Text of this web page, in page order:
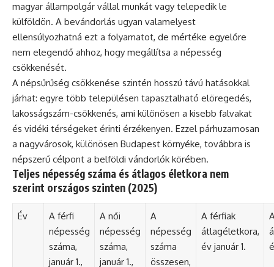
magyar állampolgár vállal munkát vagy telepedik le
külföldön. A bevándorlás ugyan valamelyest
ellensúlyozhatná ezt a folyamatot, de mértéke egyelőre
nem elegendő ahhoz, hogy megállítsa a népesség
csökkenését.
A népsűrűség csökkenése szintén hosszú távú hatásokkal
járhat: egyre több településen tapasztalható elöregedés,
lakosságszám-csökkenés, ami különösen a kisebb falvakat
és vidéki térségeket érinti érzékenyen. Ezzel párhuzamosan
a nagyvárosok, különösen Budapest környéke, továbbra is
népszerű célpont a belföldi vándorlók körében.
Teljes népesség száma és átlagos életkora nem
szerint országos szinten (2025)
Év
A férfi
népesség
száma,
január 1.,
A női
népesség
száma,
január 1.,
A
népesség
száma
összesen,
A férfiak
átlagéletkora,
év január 1.